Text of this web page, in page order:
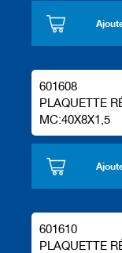
601608
PLAQUETTE
MC:40X8X1,5
601610
PLAQUETTE